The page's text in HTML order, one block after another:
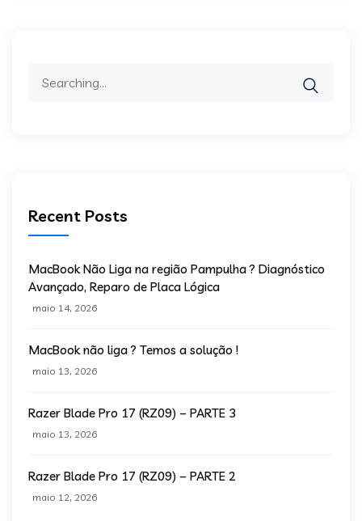
Recent Posts
MacBook Não Liga na região Pampulha ? Diagnóstico
Avançado, Reparo de Placa Lógica
maio 14, 2026
MacBook não liga ? Temos a solução !
maio 13, 2026
Razer Blade Pro 17 (RZ09) – PARTE 3
maio 13, 2026
Razer Blade Pro 17 (RZ09) – PARTE 2
maio 12, 2026